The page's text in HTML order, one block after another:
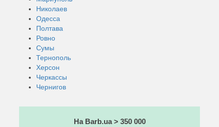
Николаев
Одесса
Полтава
Ровно
Сумы
Тернополь
Херсон
Черкассы
Чернигов
На Barb.ua > 350 000